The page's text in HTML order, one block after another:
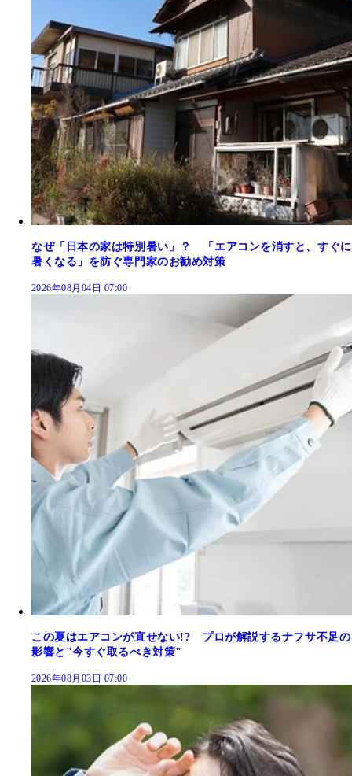
なぜ「日本の家は特別暑い」？ 「エアコンを消すと、すぐに
暑くなる」を防ぐ専門家のお勧め対策
2026年08月04日 07:00
この夏はエアコンが直せない!? プロが解説するナフサ不足の
影響と"今すぐ取るべき対策"
2026年08月03日 07:00